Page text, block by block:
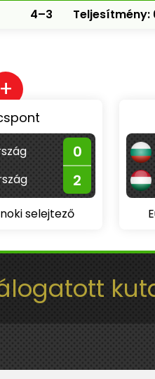
4–3 Teljesítmény:
+
0
2
selejtező